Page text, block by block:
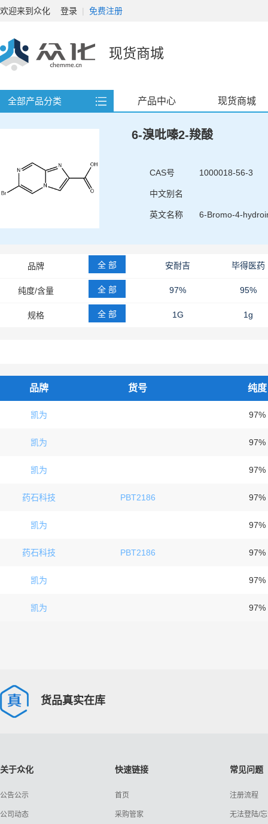
欢迎来到众化 登录 | 免费注册
现货商城
全部产品分类 产品中心 现货商城
6-溴吡嗪2-羧酸
CAS号 1000018-56-3
中文别名
英文名称 6-Bromo-4-
品牌 全 部 安耐吉 毕得医药
纯度/含量 全 部 97% 95%
规格 全 部 1G 1g
品牌 货号 纯度
凯为 97%
凯为 97%
凯为 97%
药石科技 PBT2186 97%
凯为 97%
药石科技 PBT2186 97%
凯为 97%
凯为 97%
货品真实在库
关于众化
公告公示
公司动态
快速链接
首页
采购管家
常见问题
注册流程
无法登陆/